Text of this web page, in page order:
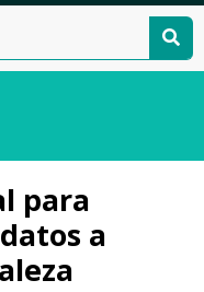
para
a